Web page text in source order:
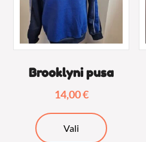
Brooklyni pusa
14,00€
Vali
tootel